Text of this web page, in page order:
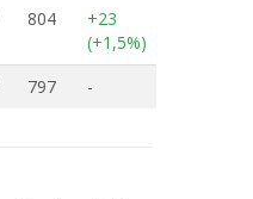
804
+23
(+1,5%)
797 -